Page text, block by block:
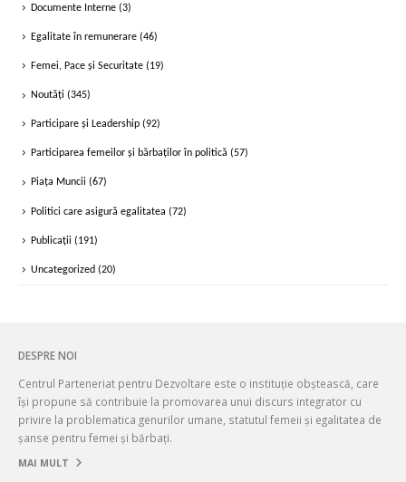
Documente Interne (3)
Egalitate în remunerare (46)
Femei, Pace și Securitate (19)
Noutăți (345)
Participare și Leadership (92)
Participarea femeilor și bărbaților în politică (57)
Piața Muncii (67)
Politici care asigură egalitatea (72)
Publicații (191)
Uncategorized (20)
DESPRE NOI
Centrul Parteneriat pentru Dezvoltare este o instituție obștească, care
își propune să contribuie la promovarea unui discurs integrator cu
privire la problematica genurilor umane, statutul femeii și egalitatea de
șanse pentru femei și bărbați.
MAI MULT